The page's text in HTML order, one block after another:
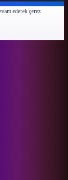
ederek çerez